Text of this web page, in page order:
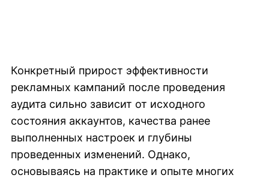
Конкретный прирост эффективности
рекламных кампаний после проведения
аудита сильно зависит от исходного
состояния аккаунтов, качества ранее
выполненных настроек и глубины
проведенных изменений. Однако,
основываясь на практике и опыте многих